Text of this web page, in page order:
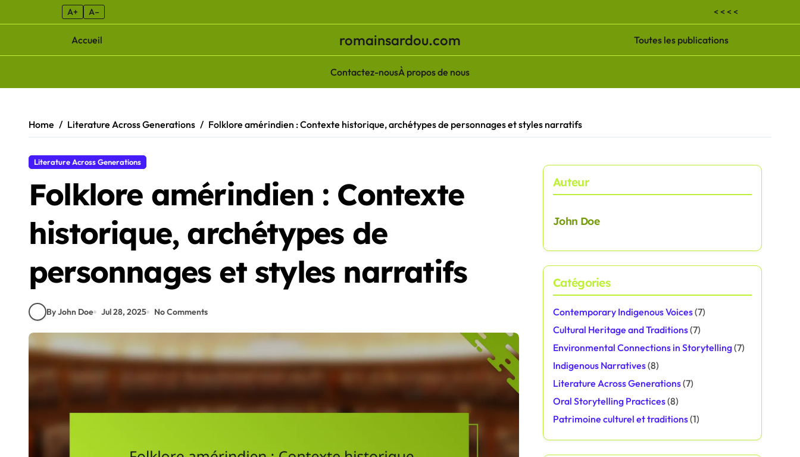
A+ A– < < < <
Accueil romainsardou.com Toutes les publications
Contactez-nousÀ propos de nous
Home Literature Across Generations Folklore amérindien : Contexte historique, archétypes de personnages et styles narratifs
Literature Across Generations
Folklore amérindien : Contexte
historique, archétypes de
personnages et styles narratifs
By John Doe Jul 28, 2025 No Comments
Auteur
John Doe
Catégories
Contemporary Indigenous Voices(7)
Cultural Heritage and Traditions(7)
Environmental Connections in Storytelling(7)
Indigenous Narratives(8)
Literature Across Generations(7)
Oral Storytelling Practices(8)
Patrimoine culturel et traditions(1)